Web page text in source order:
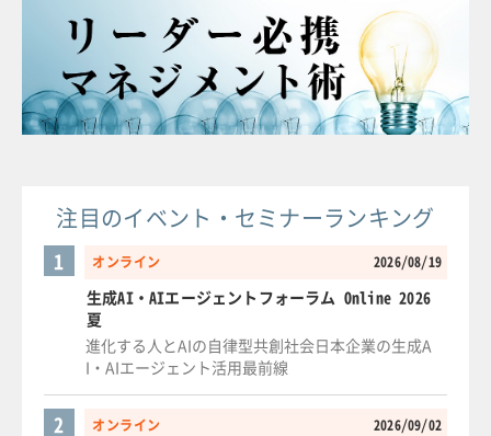
注目のイベント・セミナーランキング
オンライン 2026/08/19
1
生成AI・AIエージェントフォーラム Online 2026
夏
進化する人とAIの自律型共創社会日本企業の生成A
I・AIエージェント活用最前線
オンライン 2026/09/02
2